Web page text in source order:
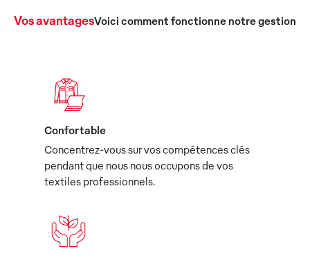
Vos avantagesVoici comment fonctionne notre gestion
Confortable
Concentrez-vous sur vos compétences clés
pendant que nous nous occupons de vos
textiles professionnels.